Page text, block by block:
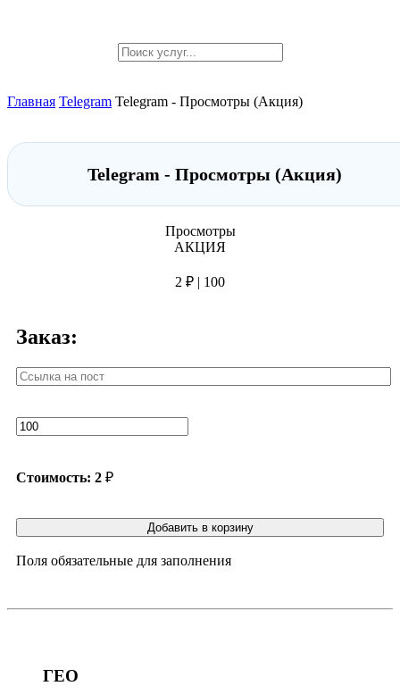
Главная Telegram Telegram - Просмотры (Акция)
Telegram - Просмотры (Акция)
Просмотры
АКЦИЯ
2 ₽ | 100
Заказ:
Стоимость: 2 ₽
Добавить в корзину
Поля обязательные для заполнения
ГЕО